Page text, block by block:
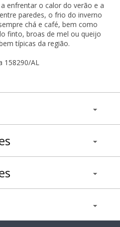
enfrentar o calor do verão e a
paredes, o frio do inverno
chá e café, bem como
finto, broas de mel ou queijo
típicas da região.
158290/AL